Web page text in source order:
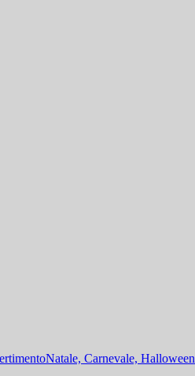
Natale, Carnevale, Halloween